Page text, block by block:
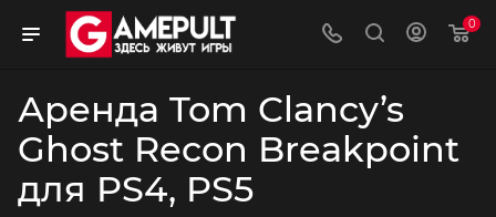
0
Аренда Tom Clancy’s
Ghost Recon Breakpoint
для PS4, PS5